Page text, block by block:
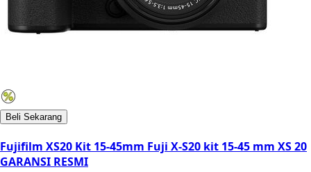
Beli Sekarang
Fujifilm XS20 Kit 15-45mm Fuji X-S20 kit 15-45 mm XS 20
GARANSI RESMI